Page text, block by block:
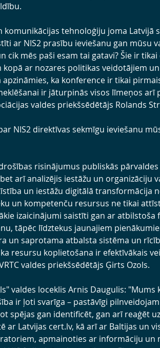
komunikācijas tehnoloģiju joma Latvijā
ar NIS2 prasību ieviešanu gan mūsu
cik mēs paši esam tai gatavi? Šie ir
ar nozares politikas veidotājiem
apzināmies, ka konference ir tikai
ir jāturpinās visos līmeņos arī
valdes priekšsēdētājs Rolands
NIS2 direktīvas sekmīgu ieviešanu
risinājumus publiskās
arī analizējis iestāžu un organizāciju
un iestāžu digitālā transformācija
un kompetenču resursus ne tikai
izaicinājumi saistīti gan ar
tāpēc līdztekus jaunajiem
un saprotama atbalsta sistēma un
resursu koplietošana ir efektīvākais
valdes priekšsēdētājs Ģirts Ozols.
valdes loceklis Arnis Daugulis:
ir ļoti svarīga – pastāvīgi
spējas gan identificēt, gan arī reaģēt
ar Latvijas cert.lv, kā arī ar Baltijas un
apmainoties ar informāciju un